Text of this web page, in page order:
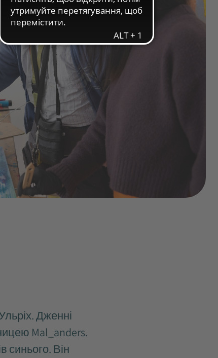
Дженні
Mal_anders.
синього. Він